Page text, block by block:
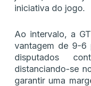
iniciativa do jogo.
Ao intervalo, a
vantagem de 9-6
disputados
distanciando-se
garantir uma